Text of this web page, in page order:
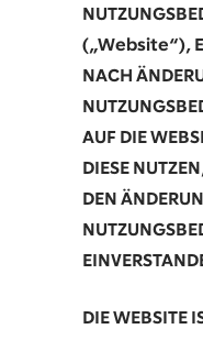
(„Website“),
NACH
AUF DIE
DIESE
DEN
DIE WEBSITE